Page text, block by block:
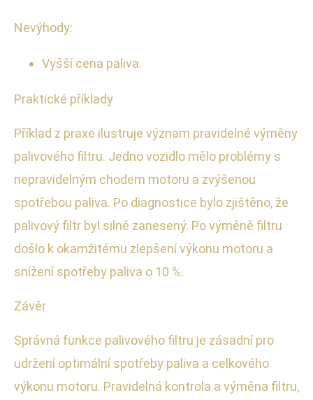
Nevýhody:
Vyšší cena paliva.
Praktické příklady
Příklad z praxe ilustruje význam pravidelné výměny
palivového filtru. Jedno vozidlo mělo problémy s
nepravidelným chodem motoru a zvýšenou
spotřebou paliva. Po diagnostice bylo zjištěno, že
palivový filtr byl silně zanesený. Po výměně filtru
došlo k okamžitému zlepšení výkonu motoru a
snížení spotřeby paliva o 10 %.
Závěr
Správná funkce palivového filtru je zásadní pro
udržení optimální spotřeby paliva a celkového
výkonu motoru. Pravidelná kontrola a výměna filtru,